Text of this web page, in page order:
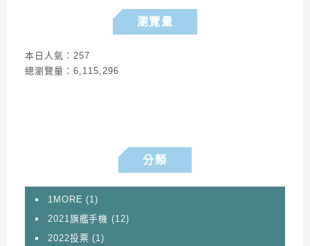
瀏覽量
本日人氣：257
總瀏覽量：6,115,296
分類
1MORE (1)
2021旗艦手機 (12)
2022投票 (1)